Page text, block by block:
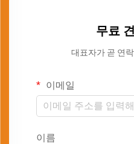
무료
대표자가 곧 연
이메일
이름